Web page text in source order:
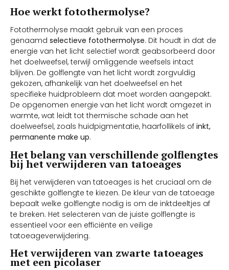
Hoe werkt fotothermolyse?
Fotothermolyse maakt gebruik van een proces
genaamd selectieve fotothermolyse. Dit houdt in dat de
energie van het licht selectief wordt geabsorbeerd door
het doelweefsel, terwijl omliggende weefsels intact
blijven. De golflengte van het licht wordt zorgvuldig
gekozen, afhankelijk van het doelweefsel en het
specifieke huidprobleem dat moet worden aangepakt.
De opgenomen energie van het licht wordt omgezet in
warmte, wat leidt tot thermische schade aan het
doelweefsel, zoals huidpigmentatie, haarfollikels of inkt,
permanente make up.
Het belang van verschillende golflengtes
bij het verwijderen van tatoeages
Bij het verwijderen van tatoeages is het cruciaal om de
geschikte golflengte te kiezen. De kleur van de tatoeage
bepaalt welke golflengte nodig is om de inktdeeltjes af
te breken. Het selecteren van de juiste golflengte is
essentieel voor een efficiënte en veilige
tatoeageverwijdering.
Het verwijderen van zwarte tatoeages
met een picolaser